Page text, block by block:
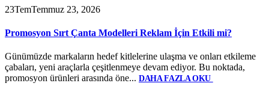
23TemTemmuz 23, 2026
Promosyon Sırt Çanta Modelleri Reklam İçin Etkili mi?
Günümüzde markaların hedef kitlelerine ulaşma ve onları etkileme
çabaları, yeni araçlarla çeşitlenmeye devam ediyor. Bu noktada,
promosyon ürünleri arasında öne... DAHA FAZLA OKU